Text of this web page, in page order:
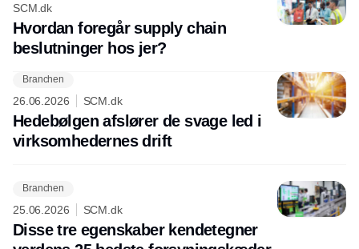
SCM.dk
Hvordan foregår supply chain
beslutninger hos jer?
Branchen
26.06.2026 SCM.dk
Hedebølgen afslører de svage led i
virksomhedernes drift
Branchen
25.06.2026 SCM.dk
Disse tre egenskaber kendetegner